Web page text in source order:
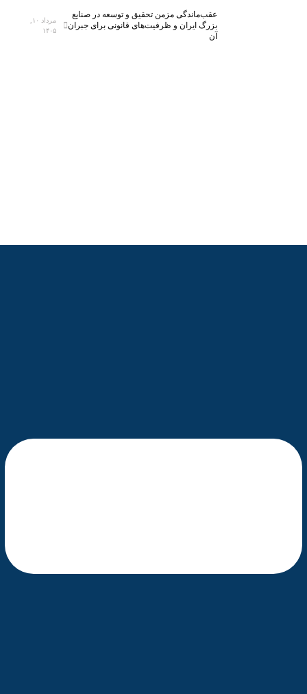
عقب‌ماندگی مزمن تحقیق و توسعه در صنایع
بزرگ ایران و ظرفیت‌های قانونی برای جبران
آن
مرداد ۱۰,
۱۴۰۵